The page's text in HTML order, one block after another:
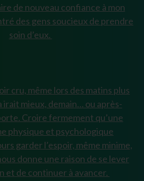
de nouveau confiance à mon
des gens soucieux de prendre
soin d’eux.
cru, même lors des matins plus
irait mieux, demain… ou après-
Croire fermement qu’une
physique et psychologique
garder l’espoir, même minime,
donne une raison de se lever
et de continuer à avancer.